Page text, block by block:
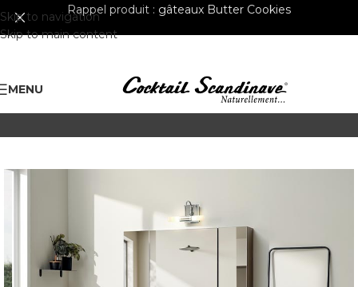
Skip to navigation
Skip to main content
Rappel produit : gâteaux Butter Cookies
MENU